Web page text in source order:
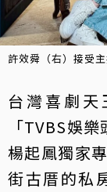
許效舜（右）接受
台灣喜劇天
「TVBS娛
楊起鳳獨家
街古厝的私